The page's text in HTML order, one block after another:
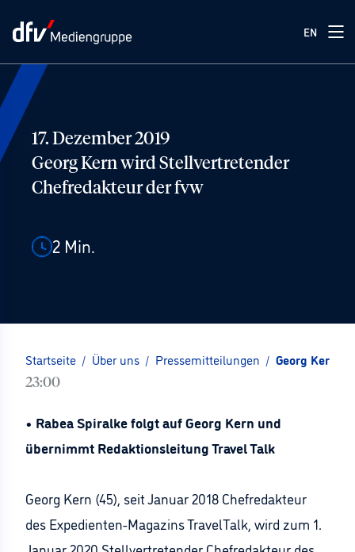
EN
17. Dezember 2019
Georg Kern wird Stellvertretender
Chefredakteur der fvw
2 Min.
Startseite / Über uns / Pressemitteilungen / Georg Kern
23:00
• Rabea Spiralke folgt auf Georg Kern und
übernimmt Redaktionsleitung Travel Talk
Georg Kern (45), seit Januar 2018 Chefredakteur
des Expedienten-Magazins TravelTalk, wird zum 1.